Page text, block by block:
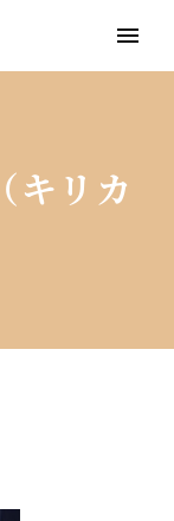
キリカ